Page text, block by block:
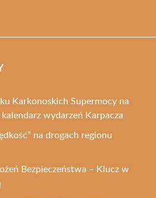
Karkonoskich Supermocy na
wydarzeń Karpacza
na drogach regionu
Bezpieczeństwa – Klucz w